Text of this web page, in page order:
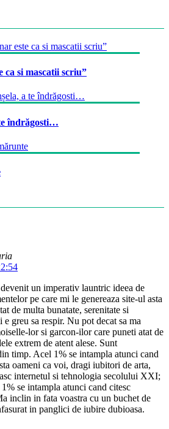
ca si mascatii scriu”
îndrăgosti…
un imperativ launtric ideea de
pe care mi le genereaza site-ul asta
de multa bunatate, serenitate si
greu sa respir. Nu pot decat sa ma
lor si garcon-ilor care puneti atat de
extrem de atent alese. Sunt
timp. Acel 1% se intampla atunci cand
oameni ca voi, dragi iubitori de arta,
internetul si tehnologia secolului XXI;
se intampla atunci cand citesc
inclin in fata voastra cu un buchet de
in panglici de iubire dubioasa.